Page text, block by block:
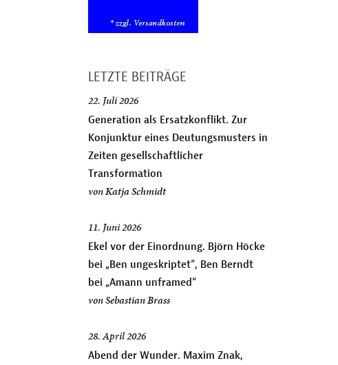
LETZTE BEITRÄGE
22. Juli 2026
Generation als Ersatzkonflikt. Zur
Konjunktur eines Deutungsmusters in
Zeiten gesellschaftlicher
Transformation
vonKatja Schmidt
11. Juni 2026
Ekel vor der Einordnung. Björn Höcke
bei „Ben ungeskriptet“, Ben Berndt
bei „Amann unframed“
vonSebastian Brass
28. April 2026
Abend der Wunder. Maxim Znak,